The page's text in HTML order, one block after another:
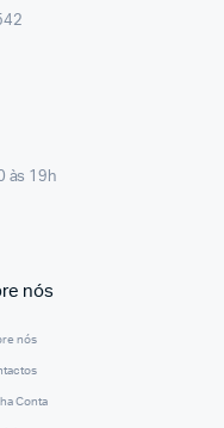
às 19h
nós
nós
Conta